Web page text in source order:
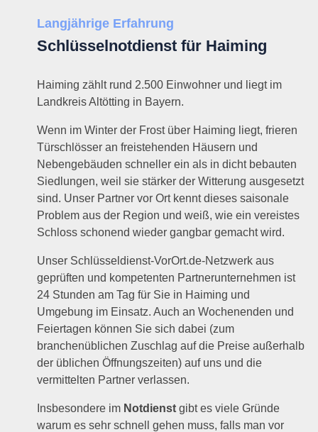
Langjährige Erfahrung
Schlüsselnotdienst für Haiming
Haiming zählt rund 2.500 Einwohner und liegt im
Landkreis Altötting in Bayern.
Wenn im Winter der Frost über Haiming liegt, frieren
Türschlösser an freistehenden Häusern und
Nebengebäuden schneller ein als in dicht bebauten
Siedlungen, weil sie stärker der Witterung ausgesetzt
sind. Unser Partner vor Ort kennt dieses saisonale
Problem aus der Region und weiß, wie ein vereistes
Schloss schonend wieder gangbar gemacht wird.
Unser Schlüsseldienst-VorOrt.de-Netzwerk aus
geprüften und kompetenten Partnerunternehmen ist
24 Stunden am Tag für Sie in Haiming und
Umgebung im Einsatz. Auch an Wochenenden und
Feiertagen können Sie sich dabei (zum
branchenüblichen Zuschlag auf die Preise außerhalb
der üblichen Öffnungszeiten) auf uns und die
vermittelten Partner verlassen.
Insbesondere im Notdienst gibt es viele Gründe
warum es sehr schnell gehen muss, falls man vor